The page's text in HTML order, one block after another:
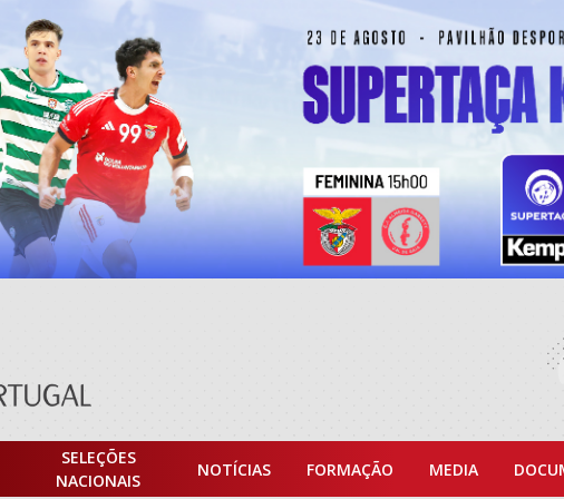
SELEÇÕES
NACIONAIS
NOTÍCIAS FORMAÇÃO MEDIA